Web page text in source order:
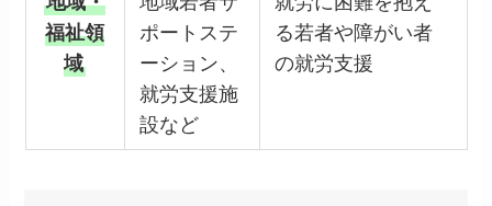
福祉領
域
ポートステ
ーション、
就労支援施
設など
る若者や障がい者
の就労支援